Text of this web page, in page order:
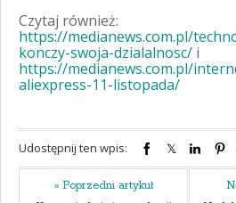
Czytaj również:
https://medianews.com.pl/
konczy-swoja-dzialalnosc/ i
https://medianews.com.pl/
aliexpress-11-listopada/
Udostępnij ten wpis:
« Poprzedni artykuł